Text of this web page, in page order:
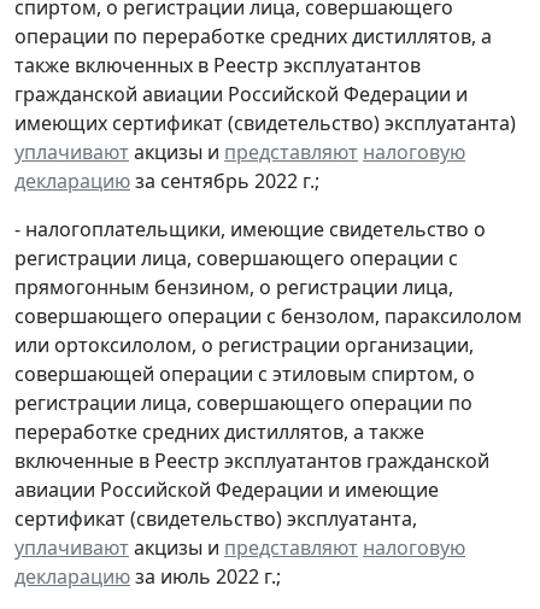
спиртом, о регистрации лица, совершающего
операции по переработке средних дистиллятов, а
также включенных в Реестр эксплуатантов
гражданской авиации Российской Федерации и
имеющих сертификат (свидетельство) эксплуатанта)
уплачиваютакцизы и представляют налоговую
декларациюза сентябрь 2022 г.;
- налогоплательщики, имеющие свидетельство о
регистрации лица, совершающего операции с
прямогонным бензином, о регистрации лица,
совершающего операции с бензолом, параксилолом
или ортоксилолом, о регистрации организации,
совершающей операции с этиловым спиртом, о
регистрации лица, совершающего операции по
переработке средних дистиллятов, а также
включенные в Реестр эксплуатантов гражданской
авиации Российской Федерации и имеющие
сертификат (свидетельство) эксплуатанта,
уплачиваютакцизы и представляют налоговую
декларациюза июль 2022 г.;